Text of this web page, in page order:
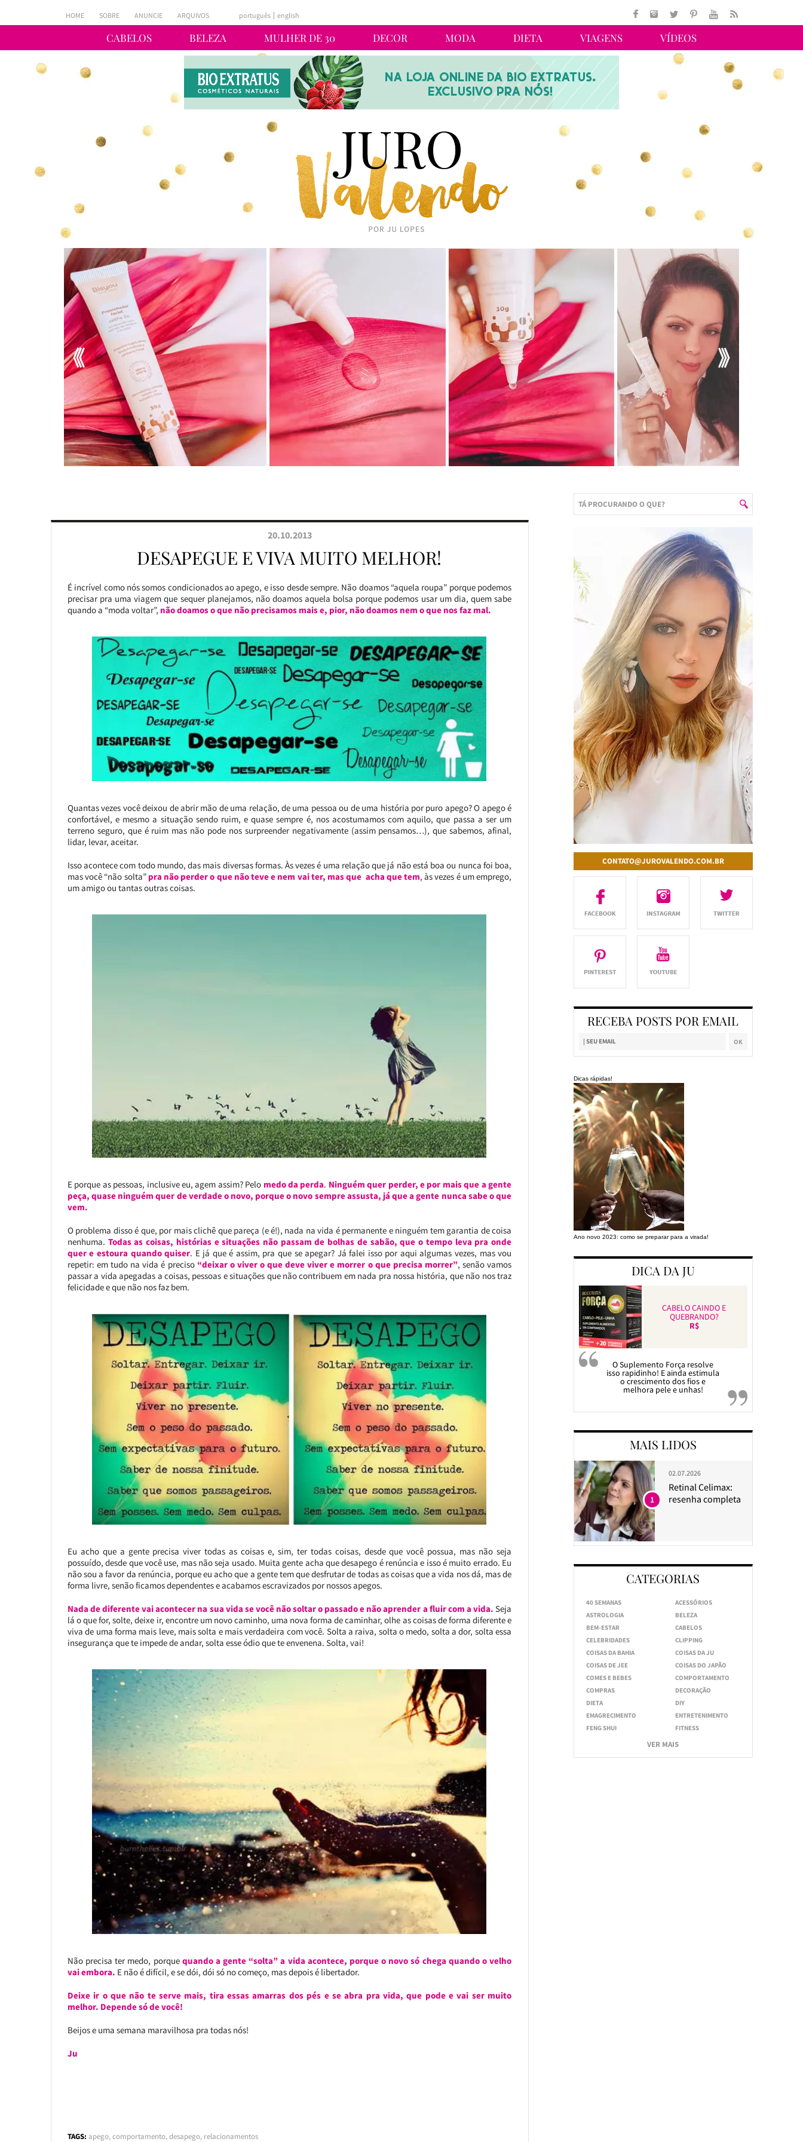
CABELOS BELEZA MULHER DE 30 DECOR MODA DIETA VIAGENS VÍDEOS
HOME SOBRE ANUNCIE ARQUIVOS português english
20.10.2013
DESAPEGUE E VIVA MUITO MELHOR!
É incrível como nós somos condicionados ao apego, e isso desde sempre. Não doamos “aquela roupa” porque podemos
precisar pra uma viagem que sequer planejamos, não doamos aquela bolsa porque podemos usar um dia, quem sabe
quando a “moda voltar”, não doamos o que não precisamos mais e, pior, não doamos nem o que nos faz mal.
Quantas vezes você deixou de abrir mão de uma relação, de uma pessoa ou de uma história por puro apego? O apego é
confortável, e mesmo a situação sendo ruim, e quase sempre é, nos acostumamos com aquilo, que passa a ser um
terreno seguro, que é ruim mas não pode nos surpreender negativamente (assim pensamos…), que sabemos, afinal,
lidar, levar, aceitar.
Isso acontece com todo mundo, das mais diversas formas. Às vezes é uma relação que já não está boa ou nunca foi boa,
mas você “não solta”pra não perder o que não teve e nem vai ter, mas que acha que tem, às vezes é um emprego,
um amigo ou tantas outras coisas.
E porque as pessoas, inclusive eu, agem assim? Pelo medo da perda. Ninguém quer perder, e por mais que a gente
peça, quase ninguém quer de verdade o novo, porque o novo sempre assusta, já que a gente nunca sabe o que
vem.
O problema disso é que, por mais clichê que pareça (e é!), nada na vida é permanente e ninguém tem garantia de coisa
nenhuma. Todas as coisas, histórias e situações não passam de bolhas de sabão, que o tempo leva pra onde
quer e estoura quando quiser. E já que é assim, pra que se apegar? Já falei isso por aqui algumas vezes, mas vou
repetir: em tudo na vida é preciso “deixar o viver o que deve viver e morrer o que precisa morrer”, senão vamos
passar a vida apegadas a coisas, pessoas e situações que não contribuem em nada pra nossa história, que não nos traz
felicidade e que não nos faz bem.
Eu acho que a gente precisa viver todas as coisas e, sim, ter todas coisas, desde que você possua, mas não seja
possuído, desde que você use, mas não seja usado. Muita gente acha que desapego é renúncia e isso é muito errado. Eu
não sou a favor da renúncia, porque eu acho que a gente tem que desfrutar de todas as coisas que a vida nos dá, mas de
forma livre, senão ficamos dependentes e acabamos escravizados por nossos apegos.
Nada de diferente vai acontecer na sua vida se você não soltar o passado e não aprender a fluir com a vida. Seja
lá o que for, solte, deixe ir, encontre um novo caminho, uma nova forma de caminhar, olhe as coisas de forma diferente e
viva de uma forma mais leve, mais solta e mais verdadeira com você. Solta a raiva, solta o medo, solta a dor, solta essa
insegurança que te impede de andar, solta esse ódio que te envenena. Solta, vai!
Não precisa ter medo, porque quando a gente “solta” a vida acontece, porque o novo só chega quando o velho
vai embora. E não é difícil, e se dói, dói só no começo, mas depois é libertador.
Deixe ir o que não te serve mais, tira essas amarras dos pés e se abra pra vida, que pode e vai ser muito
melhor. Depende só de você!
Beijos e uma semana maravilhosa pra todas nós!
Ju
TAGS: apego,comportamento,desapego, relacionamentos
CONTATO@JUROVALENDO.COM.BR
RECEBA POSTS POR EMAIL
Dicas rápidas!
Ano novo 2023: como se preparar para a virada!
DICA DA JU
CABELO CAINDO E
QUEBRANDO?
R$
O Suplemento Força resolve
isso rapidinho! E ainda estimula
o crescimento dos fios e
melhora pele e unhas!
MAIS LIDOS
02.07.2026
Retinal Celimax:
resenha completa
1
CATEGORIAS
40 SEMANAS
ACESSÓRIOS
ASTROLOGIA
BELEZA
BEM-ESTAR
CABELOS
CELEBRIDADES
CLIPPING
COISAS DA BAHIA
COISAS DA JU
COISAS DE JEE
COISAS DO JAPÃO
COMES E BEBES
COMPORTAMENTO
COMPRAS
DECORAÇÃO
DIETA
DIY
EMAGRECIMENTO
ENTRETENIMENTO
FENG SHUI
FITNESS
VER MAIS